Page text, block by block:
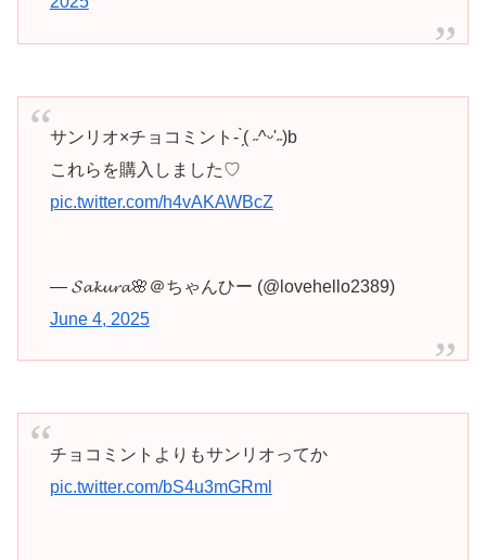
サンリオ×チョコミント- ̗̀( ˶^ᵕ'˶)b
これらを購入しました♡
pic.twitter.com/h4vAKAWBcZ
— 𝓢𝓪𝓴𝓾𝓻𝓪🌸＠ちゃんひー (@lovehello2389)
June 4, 2025
チョコミントよりもサンリオってか
pic.twitter.com/bS4u3mGRml